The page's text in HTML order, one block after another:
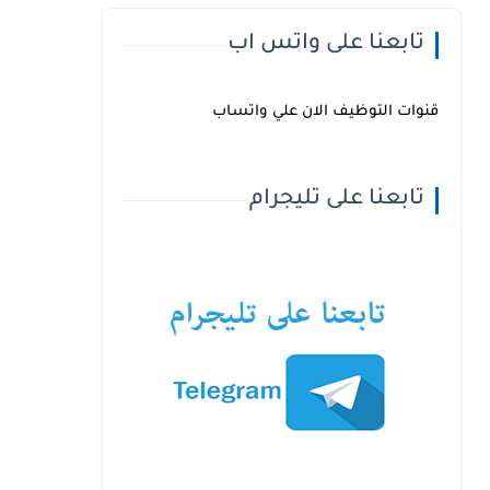
تابعنا على واتس اب
قنوات التوظيف الان علي واتساب
تابعنا على تليجرام